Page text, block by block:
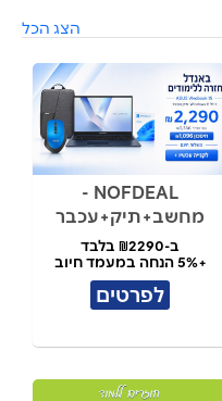
הצג הכל
NOFDEAL -
מחשב+תיק+עכבר
ב-₪2290 בלבד
+5% הנחה במעמד חיוב
לפרטים